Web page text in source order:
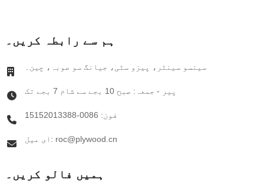
ہم سے رابطہ کریں۔
سینسو سینٹر، پیزو سٹی، جیانگ سو صوبہ، چین۔
پیر - جمعہ: صبح 10 بجے سے شام 7 بجے تک
فون: 0086-15152013388
ای میل: roc@plywood.cn
ہمیں فالو کریں۔